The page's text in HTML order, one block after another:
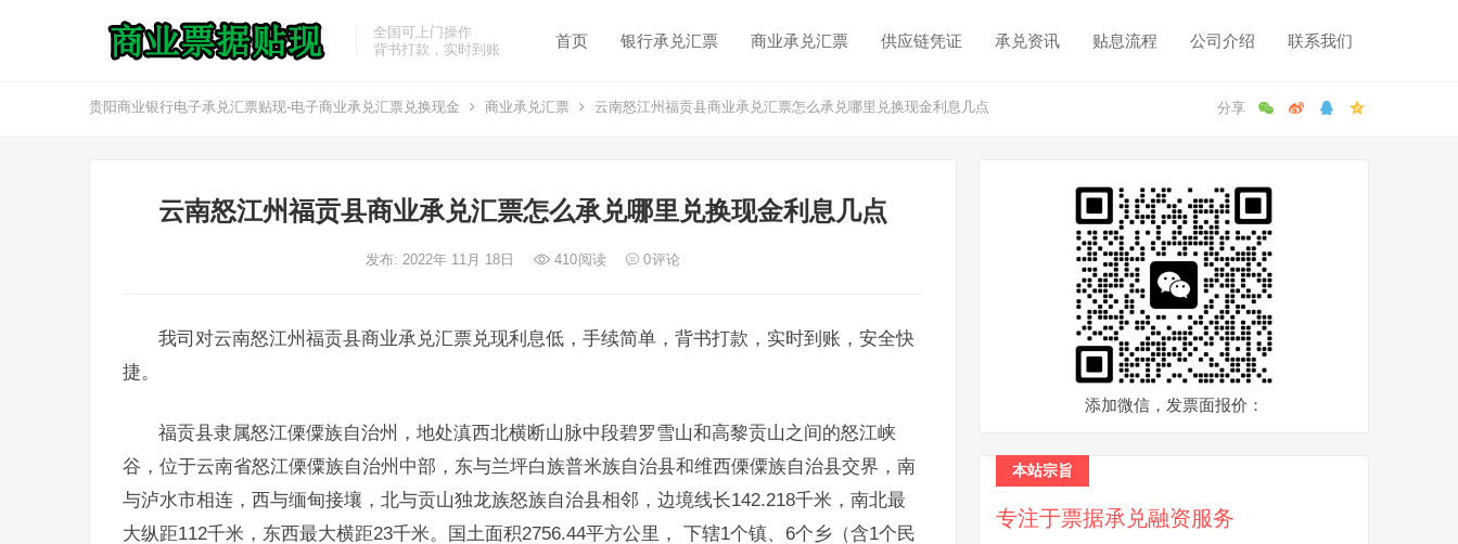
全国可上门操作
背书打款，实时到账
首页 银行承兑汇票 商业承兑汇票 供应链凭证 承兑资讯 贴息流程 公司介绍 联系我们
贵阳商业银行电子承兑汇票贴现-电子商业承兑汇票兑换现金 商业承兑汇票 云南怒江州福贡县商业承兑汇票怎么承兑哪里兑换现金利息几点
云南怒江州福贡县商业承兑汇票怎么承兑哪里兑换现金利息几点
发布: 2022年 11月 18日 410阅读 0评论
我司对云南怒江州福贡县商业承兑汇票兑现利息低，手续简单，背书打款，实时到账，安全快
捷。
福贡县隶属怒江傈僳族自治州，地处滇西北横断山脉中段碧罗雪山和高黎贡山之间的怒江峡
谷，位于云南省怒江傈僳族自治州中部，东与兰坪白族普米族自治县和维西傈僳族自治县交界，南
与泸水市相连，西与缅甸接壤，北与贡山独龙族怒族自治县相邻，边境线长142.218千米，南北最
大纵距112千米，东西最大横距23千米。国土面积2756.44平方公里， 下辖1个镇、6个乡（含1个民
添加微信，发票面报价：
本站宗旨
专注于票据承兑融资服务